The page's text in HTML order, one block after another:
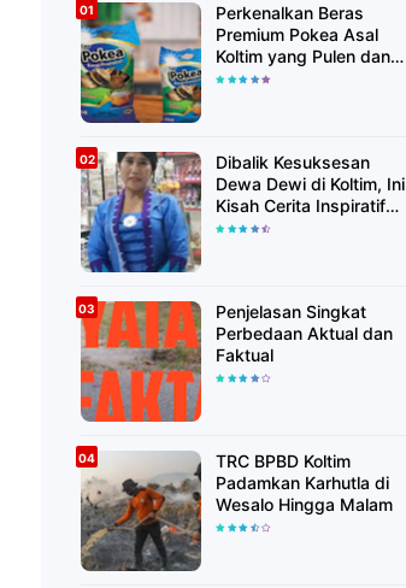
Perkenalkan Beras
Premium Pokea Asal
Koltim yang Pulen dan
Putih Alami
Dibalik Kesuksesan
Dewa Dewi di Koltim, Ini
Kisah Cerita Inspiratif
Singkatnya
Penjelasan Singkat
Perbedaan Aktual dan
Faktual
TRC BPBD Koltim
Padamkan Karhutla di
Wesalo Hingga Malam